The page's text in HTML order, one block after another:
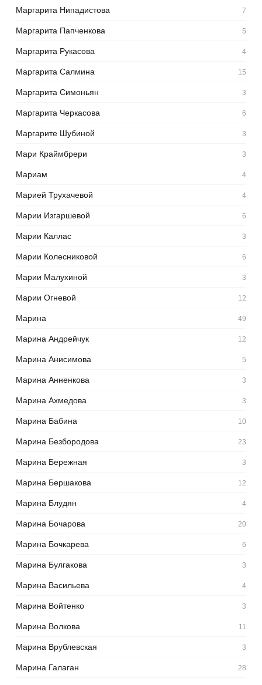
Маргарита Нипадистова 7
Маргарита Папченкова 5
Маргарита Рукасова 4
Маргарита Салмина 15
Маргарита Симоньян 3
Маргарита Черкасова 6
Маргарите Шубиной 3
Мари Краймбрери 3
Мариам 4
Марией Трухачевой 4
Марии Изгаршевой 6
Марии Каллас 3
Марии Колесниковой 6
Марии Малухиной 3
Марии Огневой 12
Марина 49
Марина Андрейчук 12
Марина Анисимова 5
Марина Анненкова 3
Марина Ахмедова 3
Марина Бабина 10
Марина Безбородова 23
Марина Бережная 3
Марина Бершакова 12
Марина Блудян 4
Марина Бочарова 20
Марина Бочкарева 6
Марина Булгакова 3
Марина Васильева 4
Марина Войтенко 3
Марина Волкова 11
Марина Врублевская 3
Марина Галаган 28